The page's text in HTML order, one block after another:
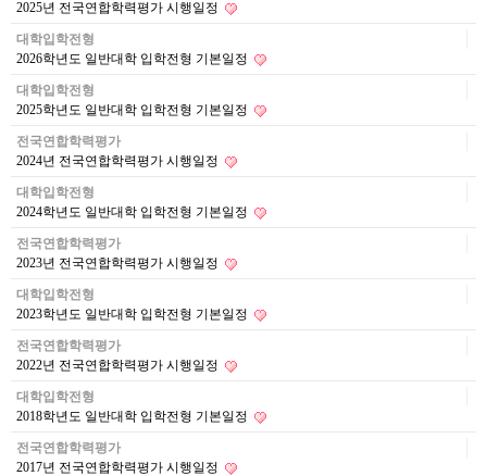
2025년 전국연합학력평가 시행일정
대학입학전형
2026학년도 일반대학 입학전형 기본일정
대학입학전형
2025학년도 일반대학 입학전형 기본일정
전국연합학력평가
2024년 전국연합학력평가 시행일정
대학입학전형
2024학년도 일반대학 입학전형 기본일정
전국연합학력평가
2023년 전국연합학력평가 시행일정
대학입학전형
2023학년도 일반대학 입학전형 기본일정
전국연합학력평가
2022년 전국연합학력평가 시행일정
대학입학전형
2018학년도 일반대학 입학전형 기본일정
전국연합학력평가
2017년 전국연합학력평가 시행일정